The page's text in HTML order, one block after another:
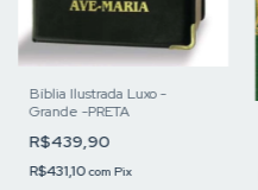
Bíblia Ilustrada Luxo -
Grande -PRETA
R$439,90
R$431,10com Pix